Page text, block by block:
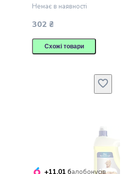
грінки
снеки
Рибні
Сухофрукти
Попкорн
Напої
Немає в наявності
302 ₴
Схожі товари
+11.01 балобонусів